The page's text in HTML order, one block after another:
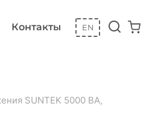
Контакты EN
SUNTEK 5000 ВА,